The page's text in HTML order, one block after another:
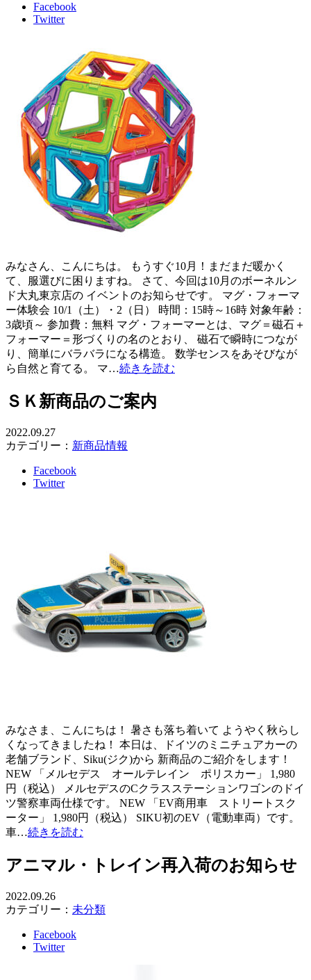
Facebook
Twitter
みなさん、こんにちは。 もうすぐ10月！まだまだ暖かく
て、服選びに困りますね。 さて、今回は10月のボーネルン
ド大丸東京店の イベントのお知らせです。 マグ・フォーマ
ー体験会 10/1（土）・2（日） 時間：15時～16時 対象年齢：
3歳頃～ 参加費：無料 マグ・フォーマーとは、マグ＝磁石＋
フォーマー＝形づくりの名のとおり、 磁石で瞬時につなが
り、簡単にバラバラになる構造。 数学センスをあそびなが
ら自然と育てる。 マ…続きを読む
ＳＫ新商品のご案内
2022.09.27
カテゴリー： 新商品情報
Facebook
Twitter
みなさま、こんにちは！ 暑さも落ち着いて ようやく秋らし
くなってきましたね！ 本日は、ドイツのミニチュアカーの
老舗ブランド、Siku(ジク)から 新商品のご紹介をします！
NEW 「メルセデス オールテレイン ポリスカー」 1,980
円（税込） メルセデスのCクラスステーションワゴンのドイ
ツ警察車両仕様です。 NEW 「EV商用車 ストリートスク
ーター」 1,980円（税込） SIKU初のEV（電動車両）です。
車…続きを読む
アニマル・トレイン再入荷のお知らせ
2022.09.26
カテゴリー： 未分類
Facebook
Twitter